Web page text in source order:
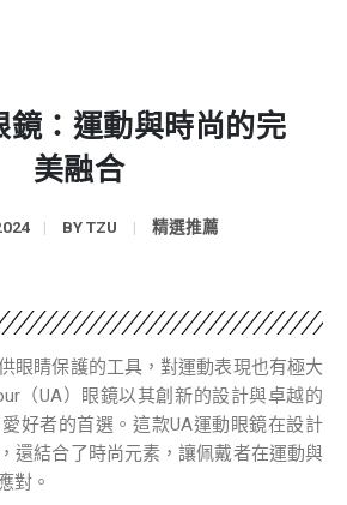
鏡：運動與時尚的完
美融合
BY TZU 精選推薦
眼睛保護的工具，對運動表現也有極大
（UA）眼鏡以其創新的設計與卓越的
好者的首選。這款UA運動眼鏡在設計
還結合了時尚元素，讓佩戴者在運動與
對。